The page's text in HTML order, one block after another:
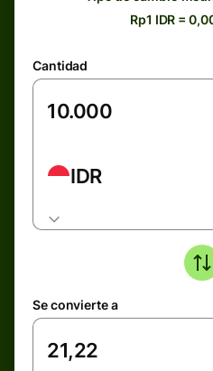
Rp1 IDR =
Cantidad
IDR
Se convierte a